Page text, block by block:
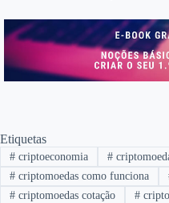
Etiquetas
#criptoeconomia #
#criptomoedas como funciona
#criptomoedas cotação #